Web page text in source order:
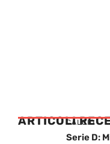
ARTICOLICALCIO
Serie D: